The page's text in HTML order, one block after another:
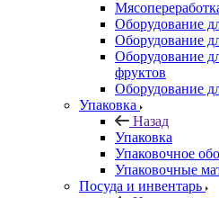
Оборудование
Оборудование
Оборудование
фруктов
Оборудование
Упаковка
Назад
Упаковка
Упаковочное
Упаковочные
Посуда и инвентарь